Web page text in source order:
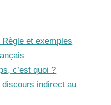
et exemples
c’est quoi ?
indirect au